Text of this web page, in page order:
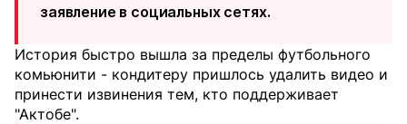
заявление в социальных сетях.
История быстро вышла за пределы футбольного
комьюнити - кондитеру пришлось удалить видео и
принести извинения тем, кто поддерживает
"Актобе".